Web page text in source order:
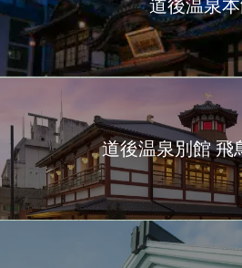
道後温泉
道後温泉別館 飛